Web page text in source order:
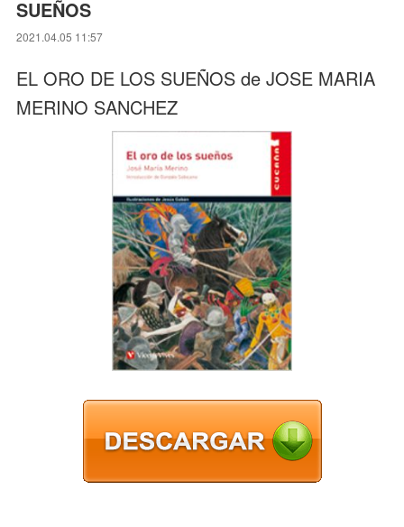
SUEÑOS
2021.04.05 11:57
EL ORO DE LOS SUEÑOS de JOSE MARIA
MERINO SANCHEZ